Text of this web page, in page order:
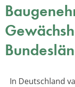
In Deutschland